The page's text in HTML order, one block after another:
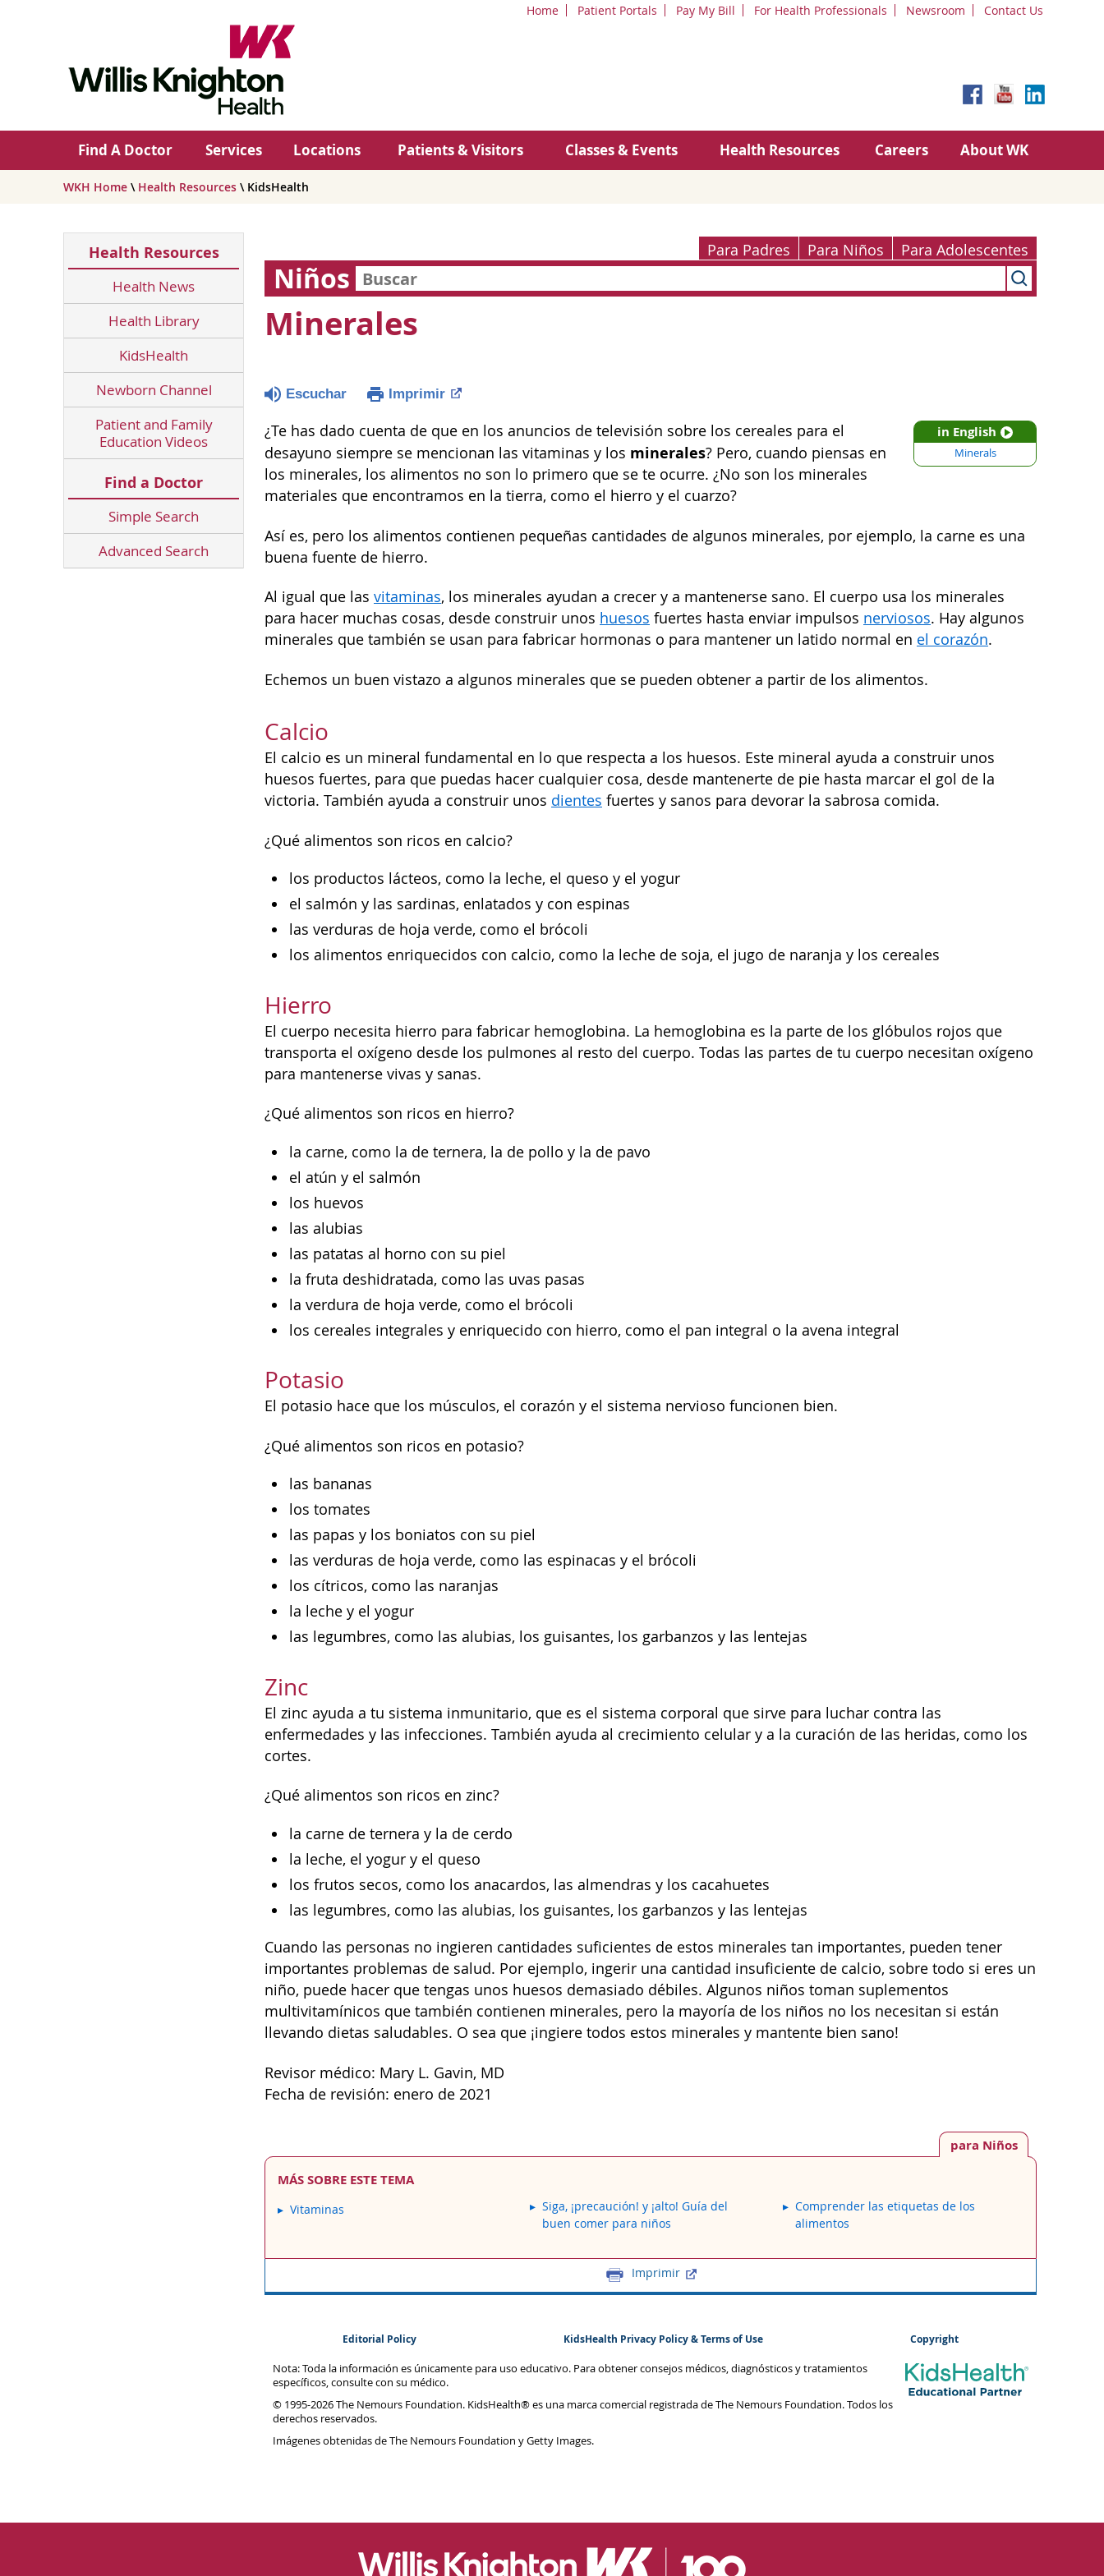
Home Patient Portals Pay My Bill For Health Professionals Newsroom Contact Us
Find A Doctor Services Locations Patients & Visitors Classes & Events Health Resources Careers About WK
WKH Home \ Health Resources \ KidsHealth
Health Resources
Health News
Health Library
KidsHealth
Newborn Channel
Patient and Family
Education Videos
Find a Doctor
Simple Search
Advanced Search
Para Padres Para Niños Para Adolescentes
Niños
Minerales
Escuchar Imprimir
in English
Minerals
¿Te has dado cuenta de que en los anuncios de televisión sobre los cereales para el
desayuno siempre se mencionan las vitaminas y los minerales? Pero, cuando piensas en
los minerales, los alimentos no son lo primero que se te ocurre. ¿No son los minerales
materiales que encontramos en la tierra, como el hierro y el cuarzo?
Así es, pero los alimentos contienen pequeñas cantidades de algunos minerales, por ejemplo, la carne es una
buena fuente de hierro.
Al igual que las vitaminas, los minerales ayudan a crecer y a mantenerse sano. El cuerpo usa los minerales
para hacer muchas cosas, desde construir unos huesos fuertes hasta enviar impulsos nerviosos. Hay algunos
minerales que también se usan para fabricar hormonas o para mantener un latido normal en el corazón.
Echemos un buen vistazo a algunos minerales que se pueden obtener a partir de los alimentos.
Calcio
El calcio es un mineral fundamental en lo que respecta a los huesos. Este mineral ayuda a construir unos
huesos fuertes, para que puedas hacer cualquier cosa, desde mantenerte de pie hasta marcar el gol de la
victoria. También ayuda a construir unos dientes fuertes y sanos para devorar la sabrosa comida.
¿Qué alimentos son ricos en calcio?
los productos lácteos, como la leche, el queso y el yogur
el salmón y las sardinas, enlatados y con espinas
las verduras de hoja verde, como el brócoli
los alimentos enriquecidos con calcio, como la leche de soja, el jugo de naranja y los cereales
Hierro
El cuerpo necesita hierro para fabricar hemoglobina. La hemoglobina es la parte de los glóbulos rojos que
transporta el oxígeno desde los pulmones al resto del cuerpo. Todas las partes de tu cuerpo necesitan oxígeno
para mantenerse vivas y sanas.
¿Qué alimentos son ricos en hierro?
la carne, como la de ternera, la de pollo y la de pavo
el atún y el salmón
los huevos
las alubias
las patatas al horno con su piel
la fruta deshidratada, como las uvas pasas
la verdura de hoja verde, como el brócoli
los cereales integrales y enriquecido con hierro, como el pan integral o la avena integral
Potasio
El potasio hace que los músculos, el corazón y el sistema nervioso funcionen bien.
¿Qué alimentos son ricos en potasio?
las bananas
los tomates
las papas y los boniatos con su piel
las verduras de hoja verde, como las espinacas y el brócoli
los cítricos, como las naranjas
la leche y el yogur
las legumbres, como las alubias, los guisantes, los garbanzos y las lentejas
Zinc
El zinc ayuda a tu sistema inmunitario, que es el sistema corporal que sirve para luchar contra las
enfermedades y las infecciones. También ayuda al crecimiento celular y a la curación de las heridas, como los
cortes.
¿Qué alimentos son ricos en zinc?
la carne de ternera y la de cerdo
la leche, el yogur y el queso
los frutos secos, como los anacardos, las almendras y los cacahuetes
las legumbres, como las alubias, los guisantes, los garbanzos y las lentejas
Cuando las personas no ingieren cantidades suficientes de estos minerales tan importantes, pueden tener
importantes problemas de salud. Por ejemplo, ingerir una cantidad insuficiente de calcio, sobre todo si eres un
niño, puede hacer que tengas unos huesos demasiado débiles. Algunos niños toman suplementos
multivitamínicos que también contienen minerales, pero la mayoría de los niños no los necesitan si están
llevando dietas saludables. O sea que ¡ingiere todos estos minerales y mantente bien sano!
Revisor médico: Mary L. Gavin, MD
Fecha de revisión: enero de 2021
para Niños
MÁS SOBRE ESTE TEMA
Vitaminas
Siga, ¡precaución! y ¡alto! Guía del
buen comer para niños
Comprender las etiquetas de los
alimentos
Imprimir
Editorial Policy KidsHealth Privacy Policy & Terms of Use Copyright
Nota: Toda la información es únicamente para uso educativo. Para obtener consejos médicos, diagnósticos y tratamientos
específicos, consulte con su médico.
© 1995-2026 The Nemours Foundation. KidsHealth® es una marca comercial registrada de The Nemours Foundation. Todos los
derechos reservados.
Imágenes obtenidas de The Nemours Foundation y Getty Images.